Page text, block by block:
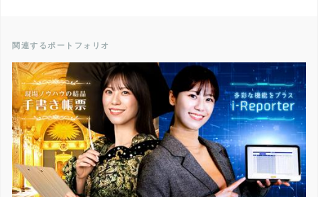
関連するポートフォリオ